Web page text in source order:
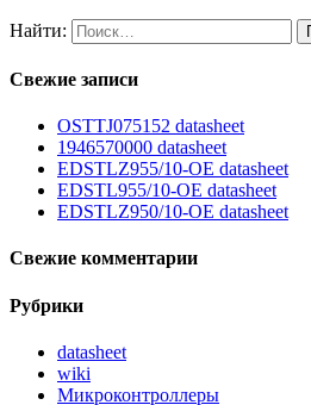
Найти:
Свежие записи
OSTTJ075152 datasheet
1946570000 datasheet
EDSTLZ955/10-OE datasheet
EDSTL955/10-OE datasheet
EDSTLZ950/10-OE datasheet
Свежие комментарии
Рубрики
datasheet
wiki
Микроконтроллеры